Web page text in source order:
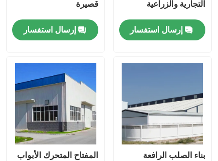
رقابة جودة
اطلب اقتباس
مستودع الهيكل الصلب
ورشة الهياكل الفولاذية
هيكل فولاذي خفيف الوزن
التجارية والزراعية
إرسال استفسار
قصيرة
إرسال استفسار
بناء الصلب الرافعة
المفتاح المتحرك الأبواب